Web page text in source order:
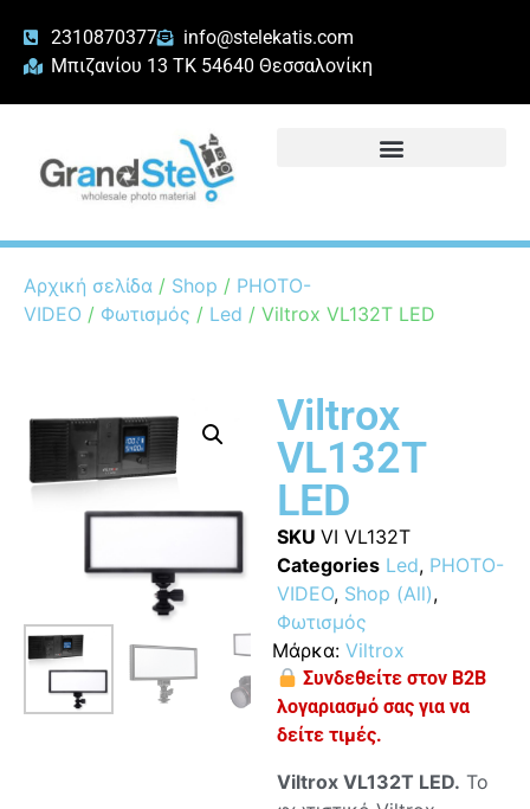
2310870377
info@stelekatis.com
Μπιζανίου 13 ΤΚ 54640 Θεσσαλονίκη
Αρχική σελίδα / Shop / PHOTO-
VIDEO / Φωτισμός / Led / Viltrox VL132T LED
Viltrox
VL132T
LED
SKU VI VL132T
Categories Led, PHOTO-
VIDEO, Shop (All),
Φωτισμός
Μάρκα: Viltrox
Συνδεθείτε στον B2B
λογαριασμό σας για να
δείτε τιμές.
Viltrox VL132T LED. Το